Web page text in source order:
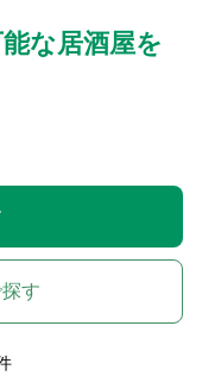
な居酒屋を
す